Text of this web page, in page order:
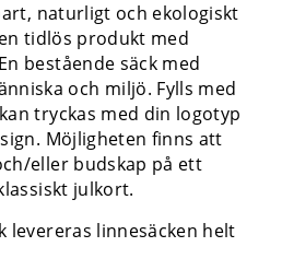
naturligt och ekologiskt
tidlös produkt med
bestående säck med
och miljö. Fylls med
tryckas med din logotyp
Möjligheten finns att
eller budskap på ett
julkort.
levereras linnesäcken helt